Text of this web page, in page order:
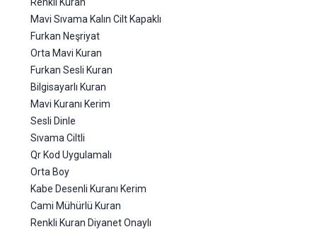
Mavi Sıvama Kalın Cilt Kapaklı
Furkan Neşriyat
Orta Mavi Kuran
Furkan Sesli Kuran
Bilgisayarlı Kuran
Mavi Kuranı Kerim
Sesli Dinle
Sıvama Ciltli
Qr Kod Uygulamalı
Orta Boy
Kabe Desenli Kuranı Kerim
Cami Mühürlü Kuran
Renkli Kuran Diyanet Onaylı